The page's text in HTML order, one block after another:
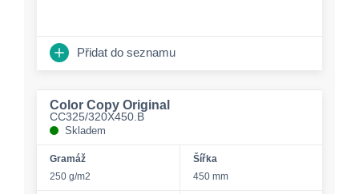
Přidat do seznamu
Color Copy Original
CC325/320X450.B
Skladem
Gramáž
250 g/m2
Šířka
450 mm